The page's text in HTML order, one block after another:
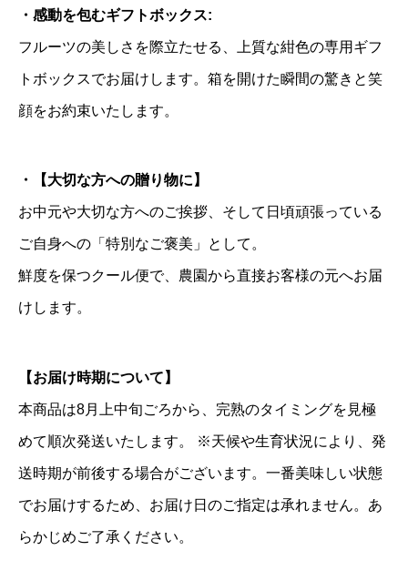
月
上
中
旬
・感動を包むギフトボックス:
フルーツの美しさを際立たせる、上質な紺色の専用ギフ
トボックスでお届けします。箱を開けた瞬間の驚きと笑
顔をお約束いたします。
・【大切な方への贈り物に】
お中元や大切な方へのご挨拶、そして日頃頑張っている
ご自身への「特別なご褒美」として。
鮮度を保つクール便で、農園から直接お客様の元へお届
けします。
【お届け時期について】
本商品は8月上中旬ごろから、完熟のタイミングを見極
めて順次発送いたします。 ※天候や生育状況により、発
送時期が前後する場合がございます。一番美味しい状態
でお届けするため、お届け日のご指定は承れません。あ
らかじめご了承ください。